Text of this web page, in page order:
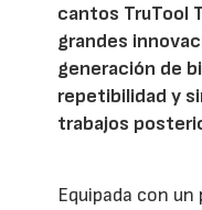
cantos TruTool
grandes
generación de
repetibilidad y
trabajos
Equipada con